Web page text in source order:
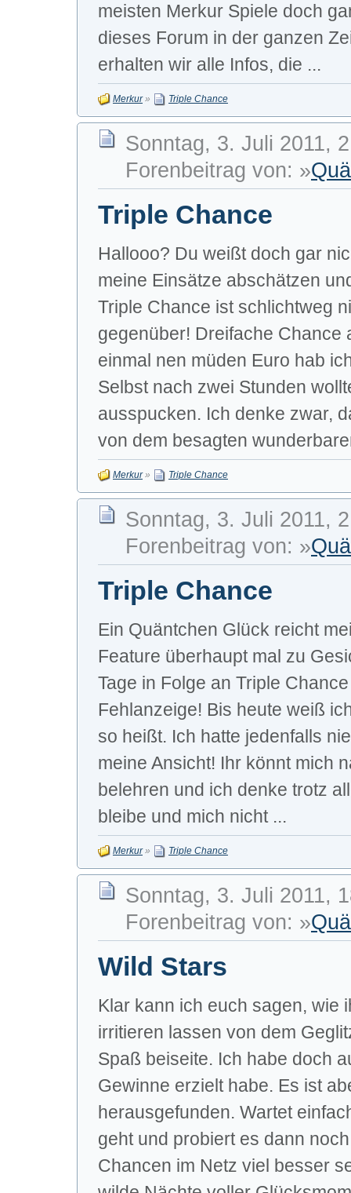
meisten Merkur Spiele doch
dieses Forum in der ganzen
erhalten wir alle Infos, die ...
Merkur» Triple Chance
Sonntag, 3. Juli 2011,
Forenbeitrag von: »
Triple Chance
Hallooo? Du weißt doch gar
meine Einsätze abschätzen
Triple Chance ist schlichtweg
gegenüber! Dreifache Chance
einmal nen müden Euro hab
Selbst nach zwei Stunden
ausspucken. Ich denke zwar,
von dem besagten
Merkur» Triple Chance
Sonntag, 3. Juli 2011,
Forenbeitrag von: »
Triple Chance
Ein Quäntchen Glück reicht
Feature überhaupt mal zu
Tage in Folge an Triple
Fehlanzeige! Bis heute weiß
so heißt. Ich hatte jedenfalls
meine Ansicht! Ihr könnt mich
belehren und ich denke trotz
bleibe und mich nicht ...
Merkur» Triple Chance
Sonntag, 3. Juli 2011,
Forenbeitrag von: »
Wild Stars
Klar kann ich euch sagen, wie
irritieren lassen von dem
Spaß beiseite. Ich habe doch
Gewinne erzielt habe. Es ist
herausgefunden. Wartet
geht und probiert es dann
Chancen im Netz viel besser